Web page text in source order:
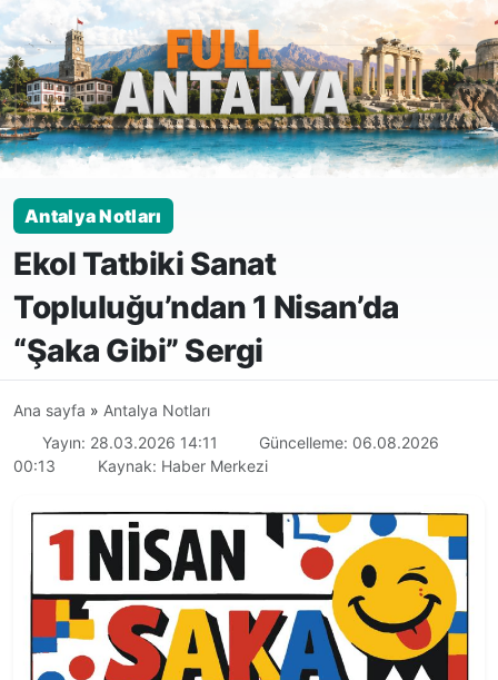
Antalya Notları
Ekol Tatbiki Sanat
Topluluğu’ndan 1 Nisan’da
“Şaka Gibi” Sergi
Ana sayfa » Antalya Notları
Yayın: 28.03.2026 14:11
Güncelleme: 06.08.2026
00:13
Kaynak: Haber Merkezi